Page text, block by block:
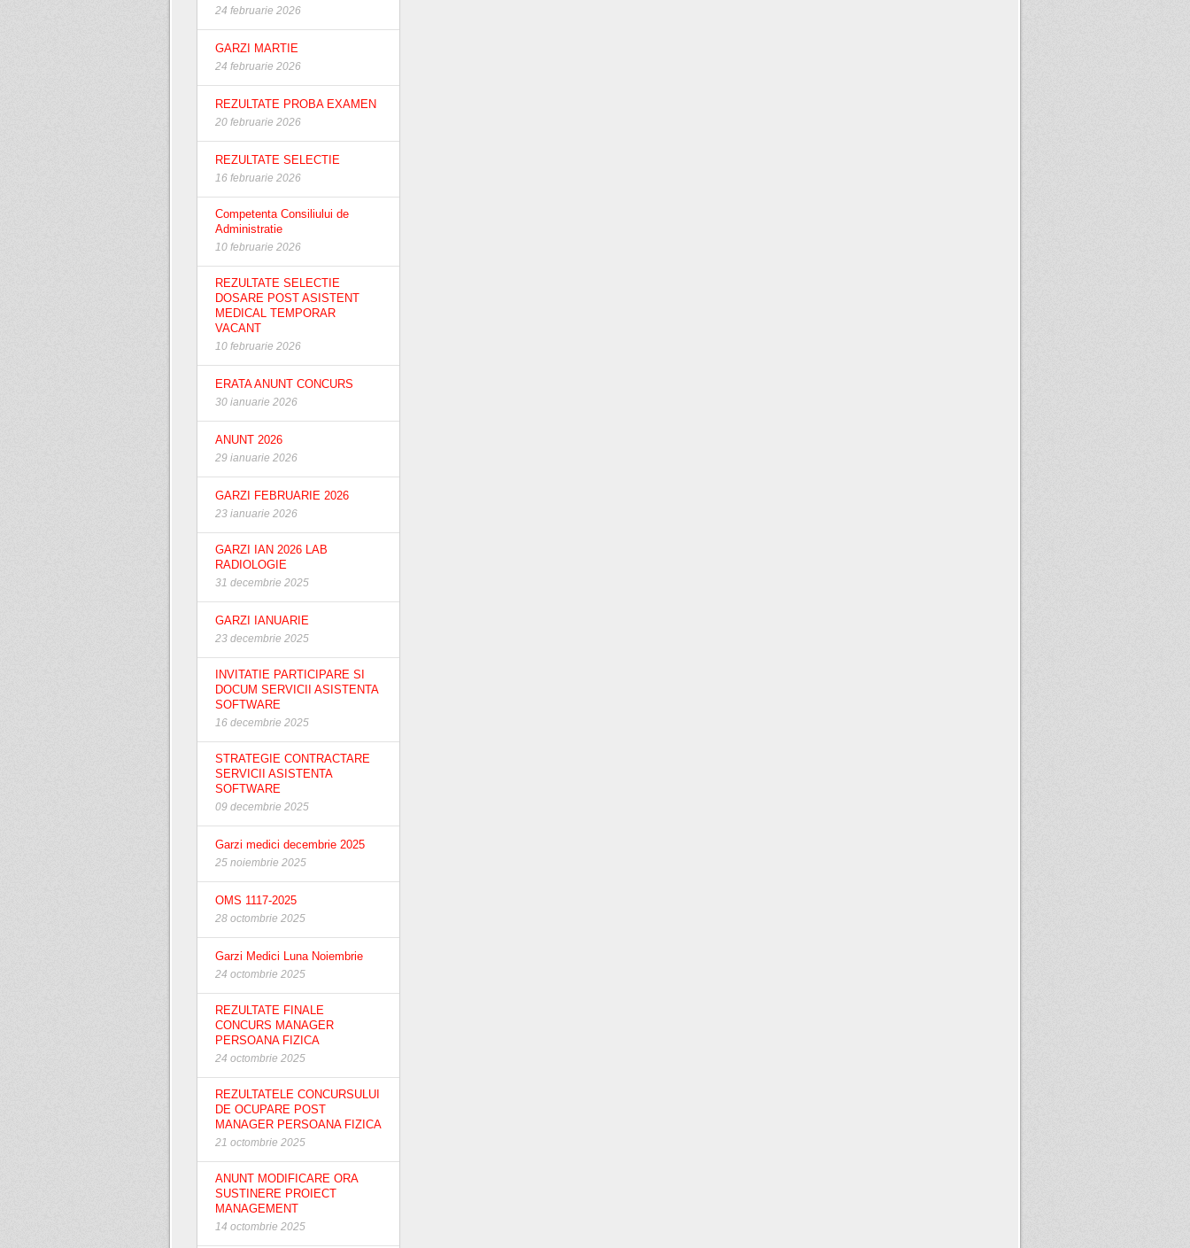
24 februarie 2026
GARZI MARTIE
24 februarie 2026
REZULTATE PROBA EXAMEN
20 februarie 2026
REZULTATE SELECTIE
16 februarie 2026
Competenta Consiliului de
Administratie
10 februarie 2026
REZULTATE SELECTIE
DOSARE POST ASISTENT
MEDICAL TEMPORAR
VACANT
10 februarie 2026
ERATA ANUNT CONCURS
30 ianuarie 2026
ANUNT 2026
29 ianuarie 2026
GARZI FEBRUARIE 2026
23 ianuarie 2026
GARZI IAN 2026 LAB
RADIOLOGIE
31 decembrie 2025
GARZI IANUARIE
23 decembrie 2025
INVITATIE PARTICIPARE SI
DOCUM SERVICII ASISTENTA
SOFTWARE
16 decembrie 2025
STRATEGIE CONTRACTARE
SERVICII ASISTENTA
SOFTWARE
09 decembrie 2025
Garzi medici decembrie 2025
25 noiembrie 2025
OMS 1117-2025
28 octombrie 2025
Garzi Medici Luna Noiembrie
24 octombrie 2025
REZULTATE FINALE
CONCURS MANAGER
PERSOANA FIZICA
24 octombrie 2025
REZULTATELE CONCURSULUI
DE OCUPARE POST
MANAGER PERSOANA FIZICA
21 octombrie 2025
ANUNT MODIFICARE ORA
SUSTINERE PROIECT
MANAGEMENT
14 octombrie 2025